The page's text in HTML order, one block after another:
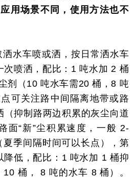
应用场景不同，使用方法也不
水车喷或洒，按日常洒水车
次喷洒，配比： 1 吨水加 2 桶
剂（ 10 吨水车需20 桶，8 吨
可关注路中间隔离地带或路
（抑制路两边积累的灰尘向道
面“新”尘积累速度，一般 2-
夏季间隔时间可以长点），第
低，配比： 1 吨水加 1 桶抑
10 桶， 8 吨的水车 8 桶）。